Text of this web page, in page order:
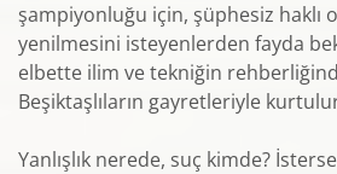
şampiyonluğu için, şüphesiz haklı
yenilmesini isteyenlerden fayda
elbette ilim ve tekniğin
Beşiktaşlıların gayretleriyle
Yanlışlık nerede, suç kimde?